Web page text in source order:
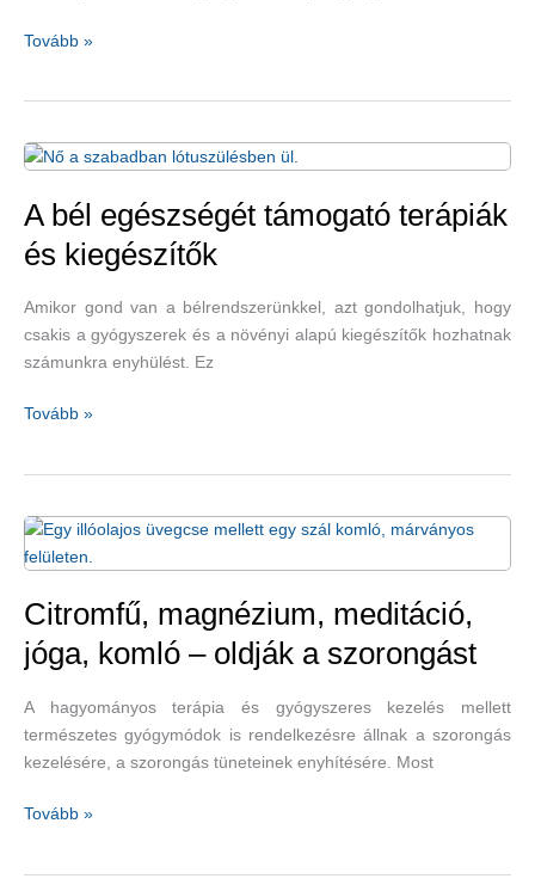
Az
Tovább »
A bél egészségét támogató terápiák
és kiegészítők
Amikor gond van a bélrendszerünkkel, azt gondolhatjuk, hogy
csakis a gyógyszerek és a növényi alapú kiegészítők hozhatnak
számunkra enyhülést. Ez
A
terápiák
és
Tovább »
Citromfű, magnézium, meditáció,
jóga, komló – oldják a szorongást
A hagyományos terápia és gyógyszeres kezelés mellett
természetes gyógymódok is rendelkezésre állnak a szorongás
kezelésére, a szorongás tüneteinek enyhítésére. Most
Citromfű,
Tovább »